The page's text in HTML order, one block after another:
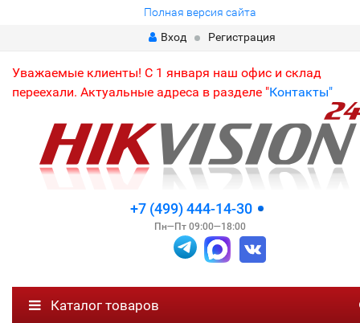
Полная версия сайта
Вход
Регистрация
Уважаемые клиенты! С 1 января наш офис и склад
переехали. Актуальные адреса в разделе "Контакты"
+7 (499) 444-14-30
Пн—Пт 09:00—18:00
Каталог товаров